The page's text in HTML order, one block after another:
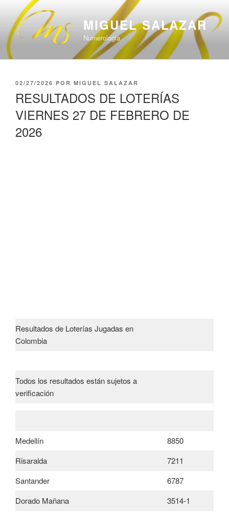
contenido
MIGUEL SALAZAR
Numerologia
PUBLICADO
02/27/2026 POR MIGUEL SALAZAR
RESULTADOS DE LOTERÍAS
VIERNES 27 DE FEBRERO DE
2026
Resultados de Loterías Jugadas en
Colombia
Todos los resultados están sujetos a
verificación
Medellín
8850
Risaralda
7211
Santander
6787
Dorado Mañana
3514-1